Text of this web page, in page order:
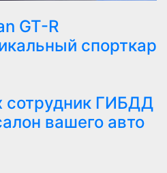
GT-R
спорткар
сотрудник ГИБДД
вашего авто